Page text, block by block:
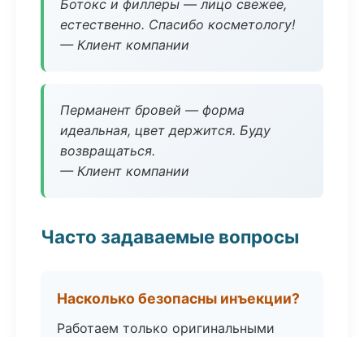
Ботокс и филлеры — лицо свежее,
естественно. Спасибо косметологу!
— Клиент компании
Перманент бровей — форма
идеальная, цвет держится. Буду
возвращаться.
— Клиент компании
Часто задаваемые вопросы
Насколько безопасны инъекции?
Работаем только оригинальными